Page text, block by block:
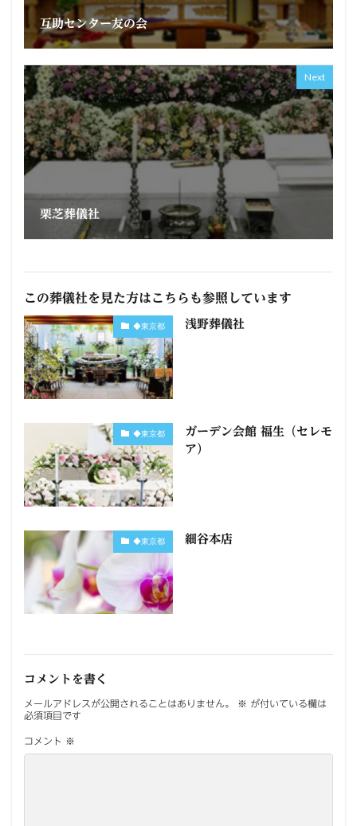
互助センター友の会
Next
栗芝葬儀社
この葬儀社を見た方はこちらも参照しています
◆東京都 浅野葬儀社
◆東京都
ガーデン会館 福生（セレモ
ア）
◆東京都 細谷本店
コメントを書く
メールアドレスが公開されることはありません。 ※ が付いている欄は
必須項目です
コメント ※